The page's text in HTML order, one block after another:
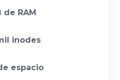
de RAM
inodes
espacio